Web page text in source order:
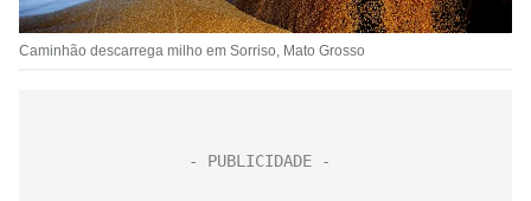
Caminhão descarrega milho em Sorriso, Mato Grosso